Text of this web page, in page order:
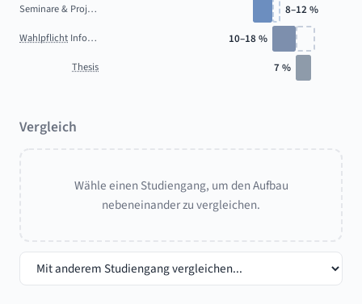
Seminare & Projekte
8–12 %
Wahlpflicht Informatik
10–18 %
Thesis
7 %
Vergleich
Wähle einen Studiengang, um den Aufbau
nebeneinander zu vergleichen.